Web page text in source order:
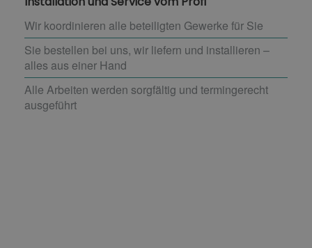
Wir koordinieren alle beteiligten Gewerke für Sie
Sie bestellen bei uns, wir liefern und installieren –
alles aus einer Hand
Alle Arbeiten werden sorgfältig und termingerecht
ausgeführt